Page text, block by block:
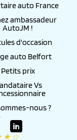
auto France
ambassadeur
AutoJM !
d'occasion
auto Belfort
Petits prix
Vs
nous ?
★ ☆